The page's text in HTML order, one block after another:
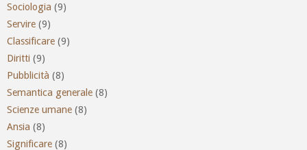
Sociologia (9)
Servire (9)
Classificare (9)
Diritti (9)
Pubblicità (8)
Semantica generale (8)
Scienze umane (8)
Ansia (8)
Significare (8)